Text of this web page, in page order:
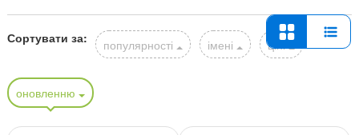
Сортувати за: популярності імені ціні
оновленню